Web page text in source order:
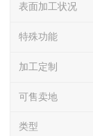
表面加工状况
特殊功能
加工定制
可售卖地
类型